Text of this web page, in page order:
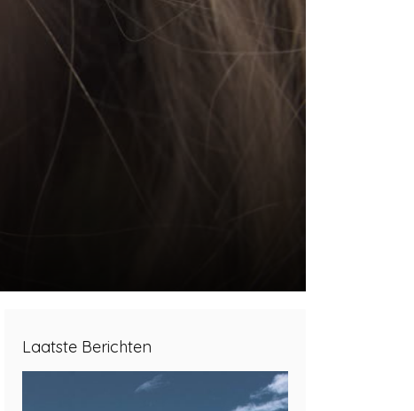
Laatste Berichten